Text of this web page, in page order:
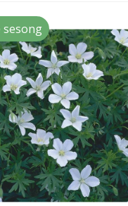
svært...
sesong